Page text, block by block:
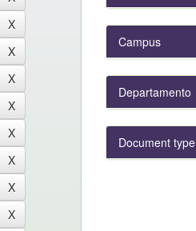
Campus
Departamento
Document type